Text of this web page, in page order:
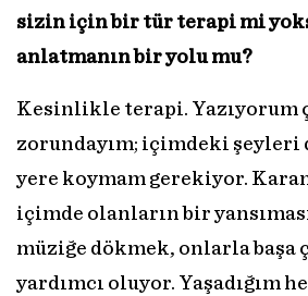
sizin için bir tür terapi mi
anlatmanın bir yolu mu?
Kesinlikle terapi. Yazıyorum
zorundayım; içimdeki şeyleri
yere koymam gerekiyor.
içimde olanların bir
müziğe dökmek, onlarla başa
yardımcı oluyor. Yaşadığım